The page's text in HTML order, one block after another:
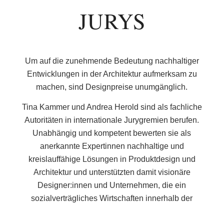
JURYS
Um auf die zunehmende Bedeutung nachhaltiger
Entwicklungen in der Architektur aufmerksam zu
machen, sind Designpreise unumgänglich.
Tina Kammer und Andrea Herold sind als fachliche
Autoritäten in internationale Jurygremien berufen.
Unabhängig und kompetent bewerten sie als
anerkannte Expertinnen nachhaltige und
kreislauffähige Lösungen in Produktdesign und
Architektur und unterstützten damit visionäre
Designer:innen und Unternehmen, die ein
sozialverträgliches Wirtschaften innerhalb der